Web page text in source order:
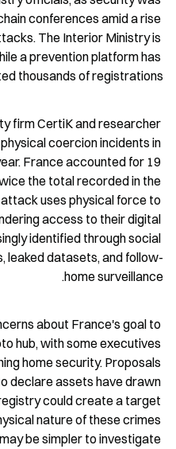
conferences amid a rise
The Interior Ministry is
a prevention platform has
thousands of registrations.
firm CertiK and researcher
coercion incidents in
France accounted for 19
the total recorded in the
uses physical force to
access to their digital
identified through social
leaked datasets, and follow-
home surveillance.
about France's goal to
hub, with some executives
home security. Proposals
declare assets have drawn
could create a target
nature of these crimes
be simpler to investigate